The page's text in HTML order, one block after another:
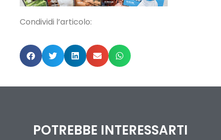
Condividi l’articolo:
POTREBBE INTERESSARTI